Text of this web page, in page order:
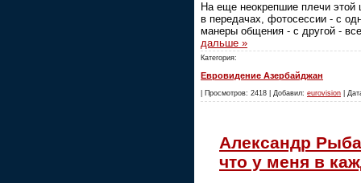
На еще неокрепшие плечи этой
в передачах, фотосессии - с
манеры общения - с другой -
дальше »
Категория:
Евровидение Азербайджан
| Просмотров: 2418 | Добавил: eurovision |
Александр
что у меня в